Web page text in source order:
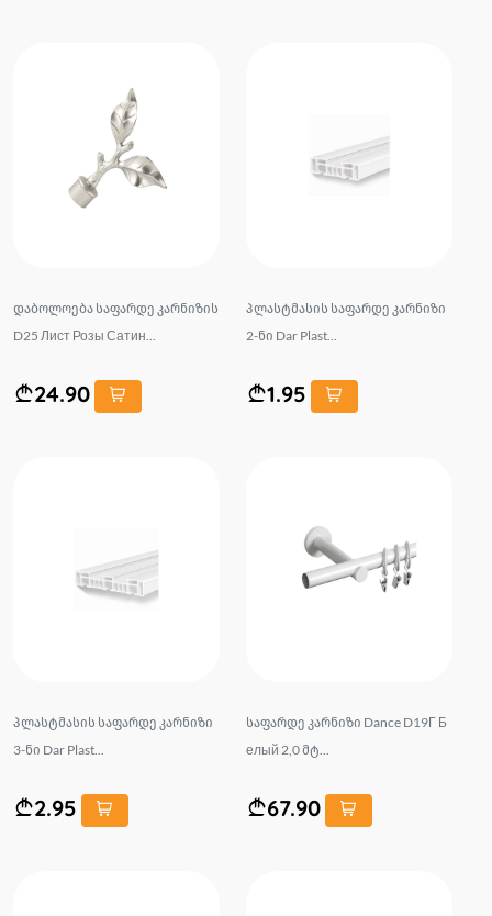
დაბოლოება საფარდე კარნიზის
D25 Лист Розы Сатин...
24.90
პლასტმასის საფარდე კარნიზი
2-ნი Dar Plast...
1.95
პლასტმასის საფარდე კარნიზი
3-ნი Dar Plast...
2.95
საფარდე კარნიზი Dance D19Г Б
елый 2,0 მტ...
67.90